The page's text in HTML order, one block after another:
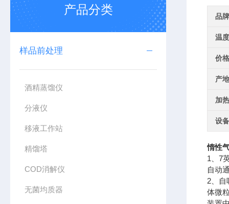
产品分类
样品前处理
酒精蒸馏仪
分液仪
移液工作站
精馏塔
COD消解仪
无菌均质器
品牌
温
价
产
加
设
惰性
1、7
自动
2、自
体微